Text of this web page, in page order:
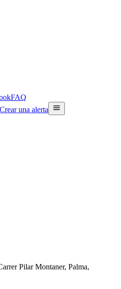
FAQ
Crear una alerta
Pilar Montaner, Palma,